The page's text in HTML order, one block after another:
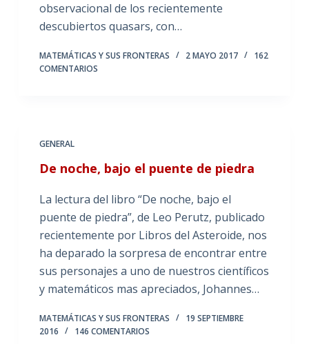
observacional de los recientemente
descubiertos quasars, con…
MATEMÁTICAS Y SUS FRONTERAS 2 MAYO 2017
162
COMENTARIOS
GENERAL
De noche, bajo el puente de piedra
La lectura del libro “De noche, bajo el
puente de piedra”, de Leo Perutz, publicado
recientemente por Libros del Asteroide, nos
ha deparado la sorpresa de encontrar entre
sus personajes a uno de nuestros científicos
y matemáticos mas apreciados, Johannes…
MATEMÁTICAS Y SUS FRONTERAS
19 SEPTIEMBRE
2016
146 COMENTARIOS